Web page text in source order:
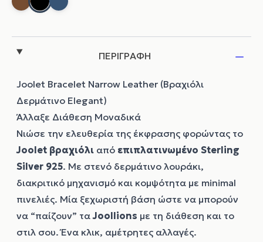
ΠΕΡΙΓΡΑΦΗ
Joolet Bracelet Narrow Leather (Βραχιόλι
Δερμάτινο Elegant)
Άλλαξε Διάθεση Μοναδικά
Νιώσε την ελευθερία της έκφρασης φορώντας το
Joolet βραχιόλι από επιπλατινωμένο Sterling
Silver 925. Με στενό δερμάτινο λουράκι,
διακριτικό μηχανισμό και κομψότητα με minimal
πινελιές. Μία ξεχωριστή βάση ώστε να μπορούν
να “παίζουν” ταJoollions με τη διάθεση και το
στιλ σου. Ένα κλικ, αμέτρητες αλλαγές.